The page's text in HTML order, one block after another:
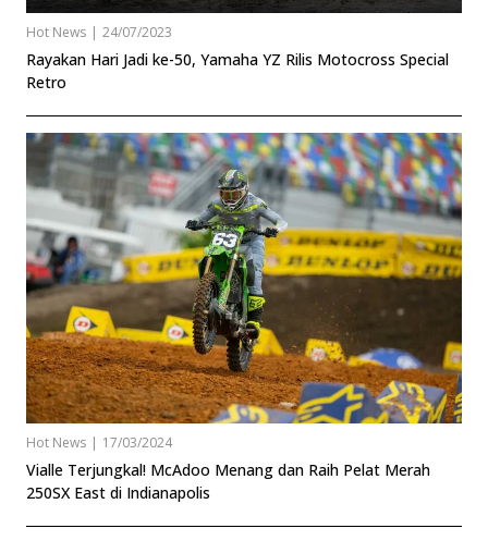
Hot News | 24/07/2023
Rayakan Hari Jadi ke-50, Yamaha YZ Rilis Motocross Special
Retro
Hot News | 17/03/2024
Vialle Terjungkal! McAdoo Menang dan Raih Pelat Merah
250SX East di Indianapolis